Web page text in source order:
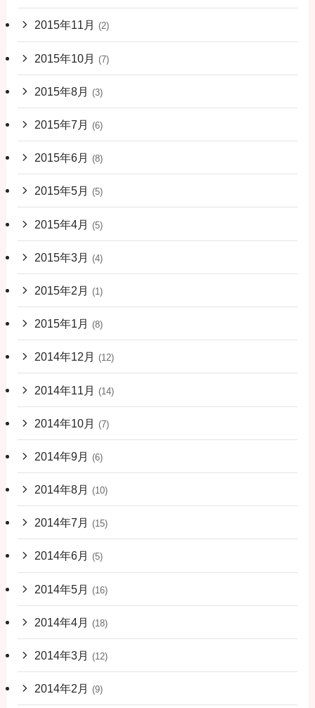
2015年11月 (2)
2015年10月 (7)
2015年8月 (3)
2015年7月 (6)
2015年6月 (8)
2015年5月 (5)
2015年4月 (5)
2015年3月 (4)
2015年2月 (1)
2015年1月 (8)
2014年12月 (12)
2014年11月 (14)
2014年10月 (7)
2014年9月 (6)
2014年8月 (10)
2014年7月 (15)
2014年6月 (5)
2014年5月 (16)
2014年4月 (18)
2014年3月 (12)
2014年2月 (9)